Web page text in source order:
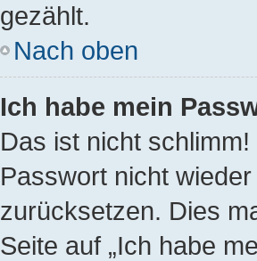
gezählt.
Nach oben
Ich habe mein
Das ist nicht
Passwort nicht
zurücksetzen. Dies
Seite auf „Ich habe